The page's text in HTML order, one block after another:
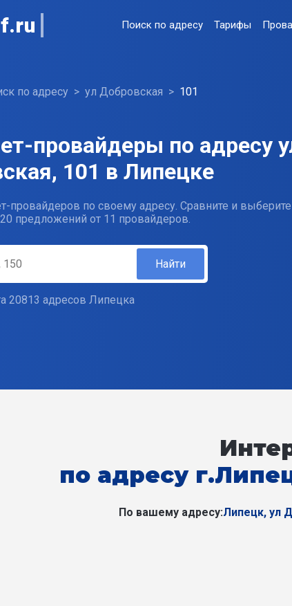
Поиск по адресу Тарифы
по адресу ул Добровская 101
провайдеры по адресу
101 в Липецке
провайдеров по своему адресу. Сравните и
предложений от 11 провайдеров.
Найти
20813 адресов Липецка
по адресу
По вашему адресу:Липецк, ул